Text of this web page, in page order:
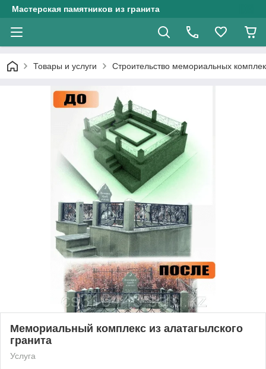
Мастерская памятников из гранита
Товары и услуги Строительство мемориальных
Мемориальный комплекс из алатагылского
гранита
Услуга